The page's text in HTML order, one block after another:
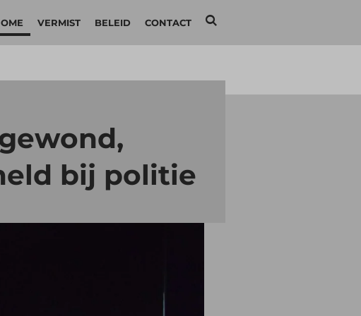
VERMIST BELEID CONTACT
bij politie